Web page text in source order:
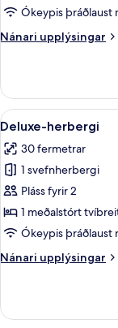
Ókeypis þráðlaust
Nánari upplýsingar
Nánari
herbergi
Skoða
allar
myndir
fyrir
Deluxe-
herbergi
1
Deluxe-herbergi
30 fermetrar
1 svefnherbergi
Pláss fyrir 2
1 meðalstórt
Ókeypis þráðlaust
Nánari upplýsingar
Nánari
herbergi